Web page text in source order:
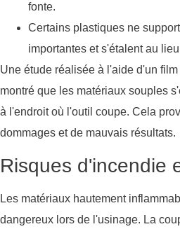
fonte.
Certains plastiques ne
importantes et s'étalent au
Une étude réalisée à l'aide d'un
montré que les matériaux souples
à l'endroit où l'outil coupe. Cela
dommages et de mauvais résultats.
Risques d'incendie
Les matériaux hautement
dangereux lors de l'usinage. La